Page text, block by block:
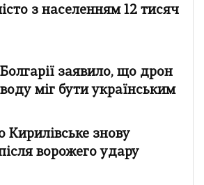
з населенням 12 тисяч
заявило, що дрон
міг бути українським
Кирилівське знову
ворожего удару